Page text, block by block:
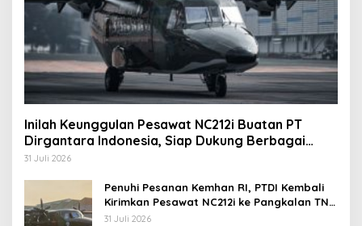
Inilah Keunggulan Pesawat NC212i Buatan PT
Dirgantara Indonesia, Siap Dukung Berbagai
Operasi TNI
31 Juli 2026
Penuhi Pesanan Kemhan RI, PTDI Kembali
Kirimkan Pesawat NC212i ke Pangkalan TNI
AU
31 Juli 2026